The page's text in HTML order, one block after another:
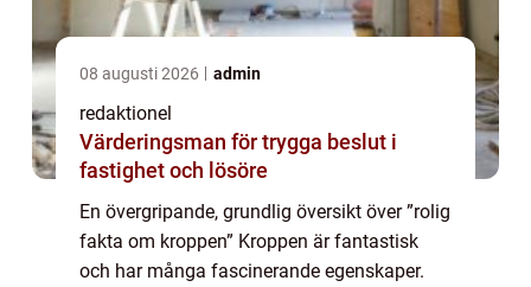
08 augusti 2026 admin
redaktionel
Värderingsman för trygga beslut i
fastighet och lösöre
En övergripande, grundlig översikt över ”rolig
fakta om kroppen” Kroppen är fantastisk
och har många fascinerande egenskaper.